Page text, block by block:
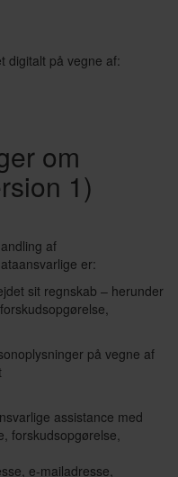
digitalt på vegne af:
om
1)
af
er:
sit regnskab – herunder
på vegne af
assistance med
forskudsopgørelse,
e-mailadresse,